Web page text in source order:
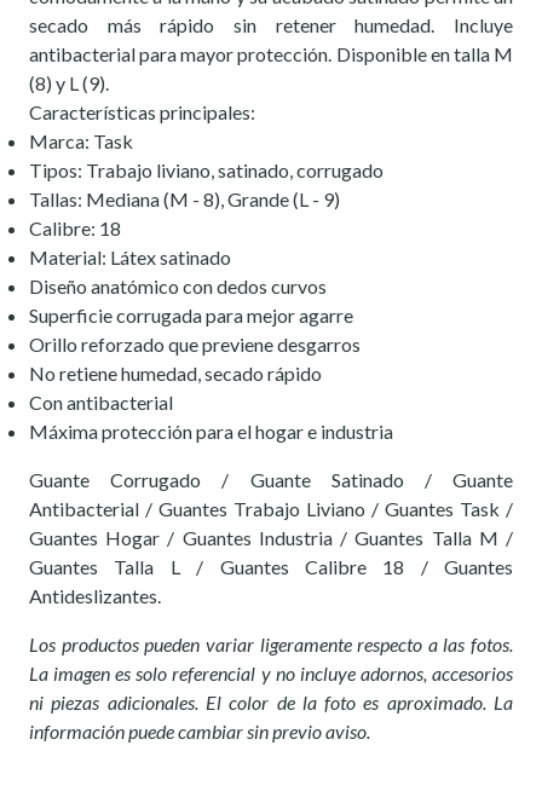
secado más rápido sin retener humedad. Incluye
antibacterial para mayor protección. Disponible en talla M
(8) y L (9).
Características principales:
Marca: Task
Tipos: Trabajo liviano, satinado, corrugado
Tallas: Mediana (M - 8), Grande (L - 9)
Calibre: 18
Material: Látex satinado
Diseño anatómico con dedos curvos
Superficie corrugada para mejor agarre
Orillo reforzado que previene desgarros
No retiene humedad, secado rápido
Con antibacterial
Máxima protección para el hogar e industria
Guante Corrugado / Guante Satinado / Guante
Antibacterial / Guantes Trabajo Liviano / Guantes Task /
Guantes Hogar / Guantes Industria / Guantes Talla M /
Guantes Talla L / Guantes Calibre 18 / Guantes
Antideslizantes.
Los productos pueden variar ligeramente respecto a las fotos.
La imagen es solo referencial y no incluye adornos, accesorios
ni piezas adicionales. El color de la foto es aproximado. La
información puede cambiar sin previo aviso.